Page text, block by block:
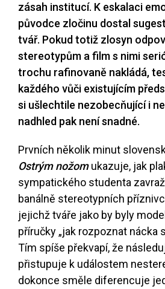
zásah institucí. K eskalaci
původce zločinu dostal
tvář. Pokud totiž zlosyn
stereotypům a film s nimi
trochu rafinovaně nakládá,
každého vůči existujícím
si ušlechtile nezobecňující i
nadhled pak není snadné.
Prvních několik minut
Ostrým nožomukazuje, jak
sympatického studenta
banálně stereotypních
jejichž tváře jako by byly
příručky „jak rozpoznat nácka
Tím spíše překvapí, že
přistupuje k událostem
dokonce směle diferencuje